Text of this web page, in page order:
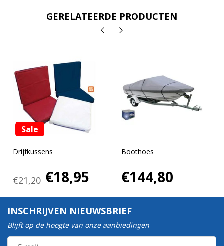
GERELATEERDE PRODUCTEN
Sale
Drijfkussens
€21,20 €18,95
Boothoes
€144,80
INSCHRIJVEN NIEUWSBRIEF
Blijft op de hoogte van onze aanbiedingen